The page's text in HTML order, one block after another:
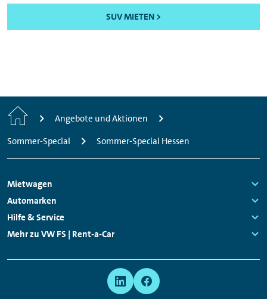
SUV MIETEN >
Start
Angebote und Aktionen
Sommer-Special
Sommer-Special Hessen
Footer
Navigation
Mietwagen
Links:
Automarken
Links:
Hilfe & Service
Links:
Mehr zu VW FS | Rent-a-Car